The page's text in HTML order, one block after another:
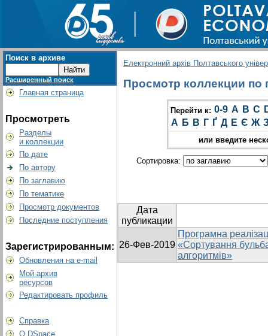
Поиск в архиве
Расширенный поиск
Главная страница
Просмотреть
Разделы
и коллекции
По дате
По автору
По заглавию
По тематике
Просмотр документов
Последние поступления
Зарегистрированным:
Обновления на e-mail
Мой архив
ресурсов
Редактировать профиль
Справка
О DSpace
Електронний архів Полтавського
Просмотр коллекции по
Перейти к: 0-9 A B C
А Б В Г Ґ Д Е Є Ж
или введите
Сортировка:
Дата
публикации
26-Фев-2019
Програмна
«Сортування
алгоритмів»